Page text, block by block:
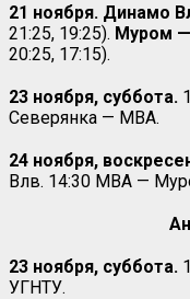
21 ноября. Динамо
21:25, 19:25). Муром
20:25, 17:15).
23 ноября, суббота.
Северянка — МВА.
24 ноября,
Влв. 14:30 МВА —
23 ноября, суббота.
УГНТУ.